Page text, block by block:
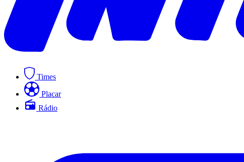
Times
Placar
Rádio